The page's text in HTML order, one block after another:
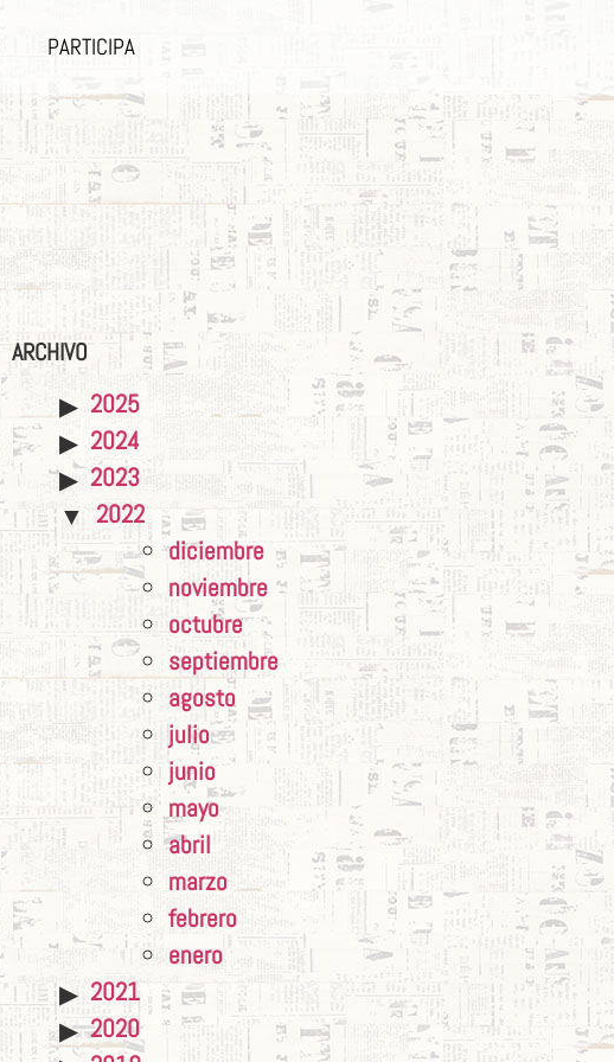
PARTICIPA
ARCHIVO
2025
2024
2023
2022
diciembre
noviembre
octubre
septiembre
agosto
julio
junio
mayo
abril
marzo
febrero
enero
2021
2020